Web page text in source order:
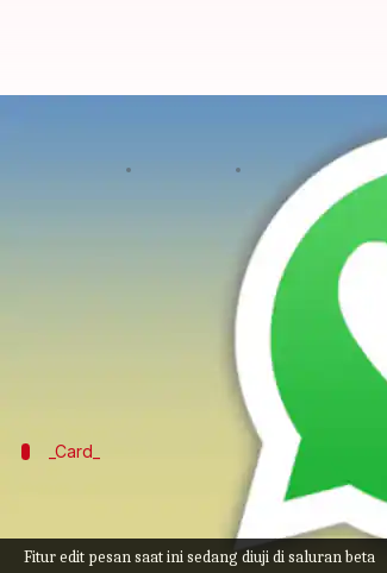
Fitur edit pesan saat ini sedang diuji di saluran beta
Fitur WhatsApp yang
02:10 pm
WhatsApp mungkin akan segera
Perkembangan terkini, seperti
Fitur itu telah terlihat diuji di
_Card_
Mengapa artikel ini penting?
Anda tidak perlu khawatir tentang
Meskipun telah diketahui selama